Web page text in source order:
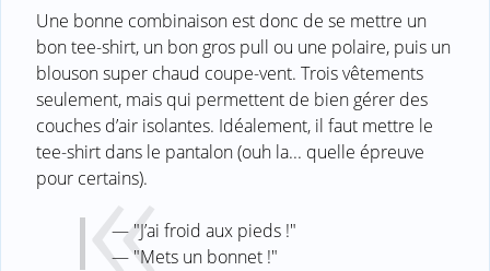
Une bonne combinaison est donc de se mettre un
bon tee-shirt, un bon gros pull ou une polaire, puis un
blouson super chaud coupe-vent. Trois vêtements
seulement, mais qui permettent de bien gérer des
couches d’air isolantes. Idéalement, il faut mettre le
tee-shirt dans le pantalon (ouh la... quelle épreuve
pour certains).
— "J’ai froid aux pieds !"
— "Mets un bonnet !"